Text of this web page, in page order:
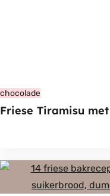
chocolade
Friese Tiramisu